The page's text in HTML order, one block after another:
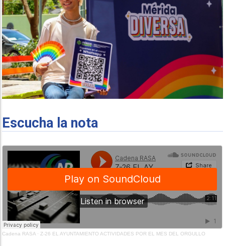
Escucha la nota
Cadena RASA · Z-26 EL AYUNTAMIENTO ACTIVIDADES POR EL MES DEL ORGULLO